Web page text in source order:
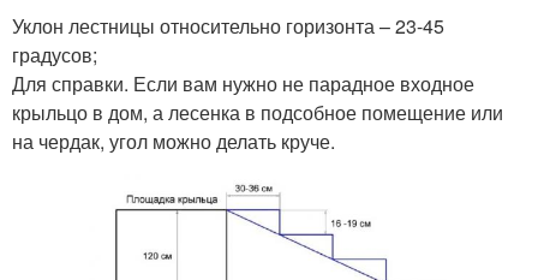
Уклон лестницы относительно горизонта – 23-45
градусов;
Для справки. Если вам нужно не парадное входное
крыльцо в дом, а лесенка в подсобное помещение или
на чердак, угол можно делать круче.